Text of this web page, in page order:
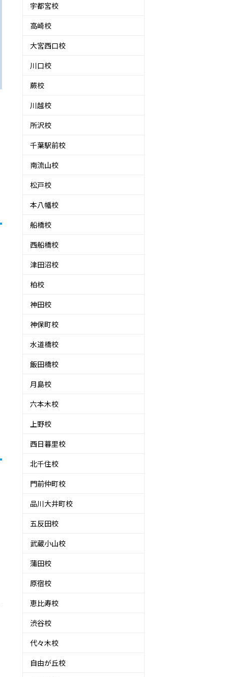
宇都宮校
高崎校
大宮西口校
川口校
蕨校
川越校
所沢校
千葉駅前校
南流山校
松戸校
本八幡校
船橋校
西船橋校
津田沼校
柏校
神田校
神保町校
水道橋校
飯田橋校
月島校
六本木校
上野校
西日暮里校
北千住校
門前仲町校
品川大井町校
五反田校
武蔵小山校
蒲田校
原宿校
恵比寿校
渋谷校
代々木校
自由が丘校